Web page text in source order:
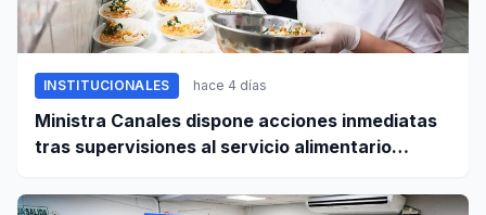
INSTITUCIONALES hace 4 días
Ministra Canales dispone acciones inmediatas
tras supervisiones al servicio alimentario